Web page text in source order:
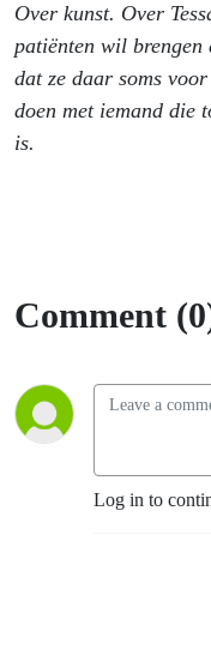
Over kunst. Over
patiënten wil brengen
dat ze daar soms
doen met iemand die
is.
Comment
Log in to